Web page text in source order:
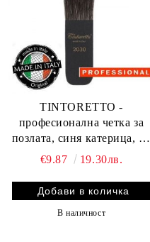
TINTORETTO -
професионална четка за
позлата, синя катерица, 20
мм.
€9.87 19.30лв.
В наличност